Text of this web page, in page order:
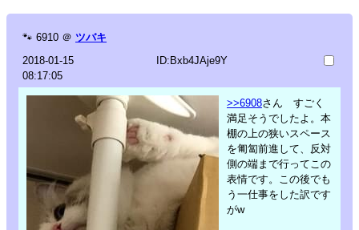
🐾 6910 ＠ ツバキ
2018-01-15
08:17:05
ID:Bxb4JAje9Y
>>6908さん すごく
満足そうでしたよ。本
棚の上の狭いスペース
を匍匐前進して、反対
側の端まで行ってこの
表情です。この後でも
う一仕事をした訳です
がw